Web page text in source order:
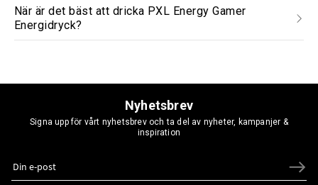
När är det bäst att dricka PXL Energy Gamer
Energidryck?
Nyhetsbrev
Signa upp för vårt nyhetsbrev och ta del av nyheter, kampanjer &
inspiration